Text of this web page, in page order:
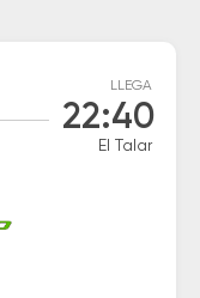
LLEGA
22:40
El Talar